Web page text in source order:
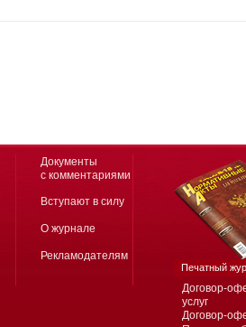
Договор-
услуг
Договор-
Документы
с комментариями
Вступают в силу
О журнале
Рекламодателям
Печатный